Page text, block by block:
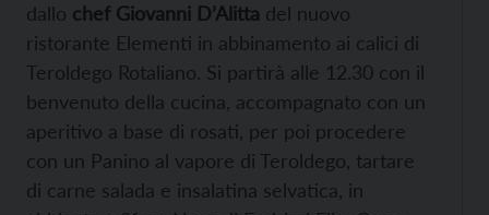
dallo chef Giovanni D’Alitta del nuovo
ristorante Elementi in abbinamento ai calici di
Teroldego Rotaliano. Si partirà alle 12.30 con il
benvenuto della cucina, accompagnato con un
aperitivo a base di rosati, per poi procedere
con un Panino al vapore di Teroldego, tartare
di carne salada e insalatina selvatica, in